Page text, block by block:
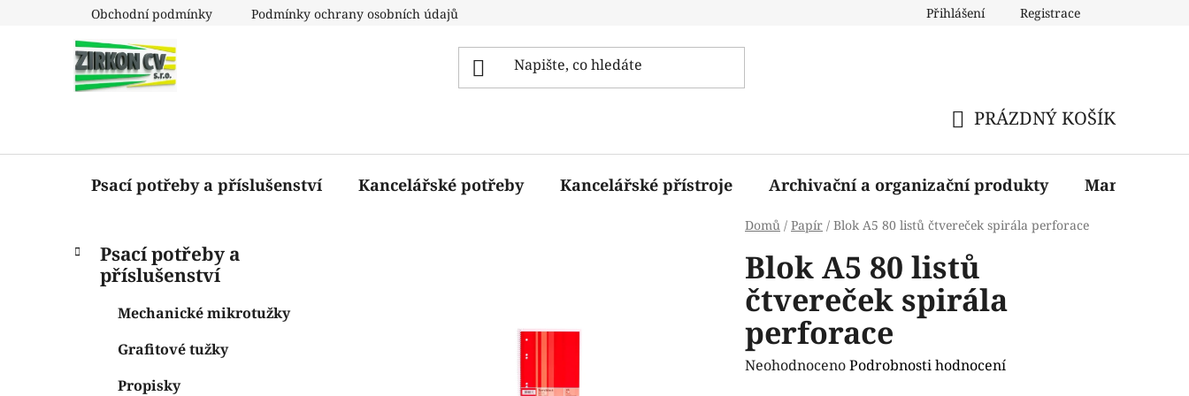
Obchodní podmínky Podmínky ochrany osobních údajů Přihlášení Registrace
KOŠÍK
PRÁZDNÝ KOŠÍK
Psací potřeby a příslušenství Kancelářské potřeby Kancelářské přístroje Archivační a organizační produkty Manažerské
Domů / Papír / Blok A5 80 listů čtvereček spirála perforace
P
o
kategorie
K
a
Psací potřeby a
příslušenství
Mechanické mikrotužky
Grafitové tužky
Propisky
Blok A5 80 listů
čtvereček spirála
perforace
Průměrné
NeohodnocenoPodrobnosti hodnocení